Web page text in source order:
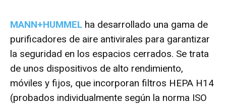
MANN+HUMMEL ha desarrollado una gama de
purificadores de aire antivirales para garantizar
la seguridad en los espacios cerrados. Se trata
de unos dispositivos de alto rendimiento,
móviles y fijos, que incorporan filtros HEPA H14
(probados individualmente según la norma ISO